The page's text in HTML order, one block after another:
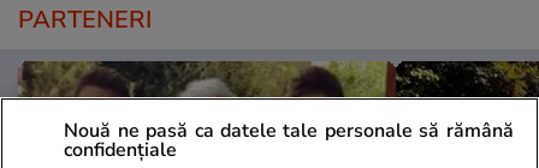
PARTENERI
Nouă ne pasă ca datele tale personale să rămână
confidențiale